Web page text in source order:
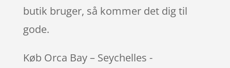
butik bruger, så kommer det dig til
gode.
Køb Orca Bay – Seychelles -